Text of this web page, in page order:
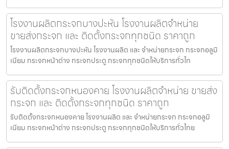
โรงงานผลิตกระจกบางปะหัน โรงงานผลิตจำหน่าย
ขายส่งกระจก และ ติดตั้งกระจกทุกชนิด ราคาถูก
โรงงานผลิตกระจกบางปะหัน โรงงานผลิต และ จำหน่ายกระจก กระจกอลูมิ
เนียม กระจกหน้าต่าง กระจกประตู กระจกทุกชนิดให้บริการทั่วไท
รับติดตั้งกระจกหนองคาย โรงงานผลิตจำหน่าย ขายส่ง
กระจก และ ติดตั้งกระจกทุกชนิด ราคาถูก
รับติดตั้งกระจกหนองคาย โรงงานผลิต และ จำหน่ายกระจก กระจกอลูมิ
เนียม กระจกหน้าต่าง กระจกประตู กระจกทุกชนิดให้บริการทั่วไทย